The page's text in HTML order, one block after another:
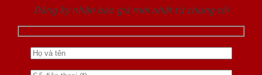
Đăng ký nhận báo giá mới nhất từ chúng tôi